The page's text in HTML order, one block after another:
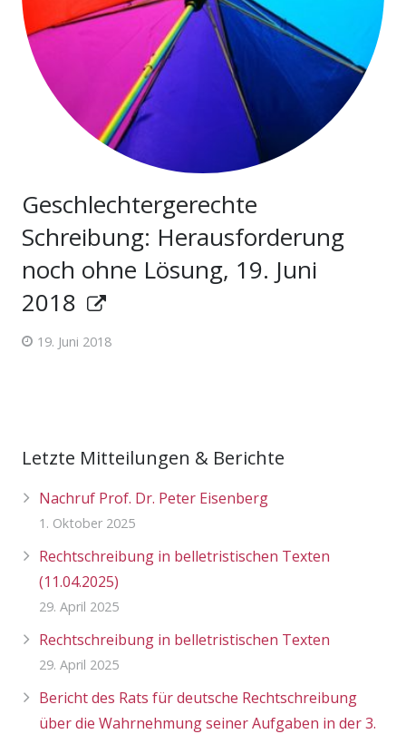
Geschlechtergerechte
Schreibung: Herausforderung
noch ohne Lösung, 19. Juni
2018
19. Juni 2018
Letzte Mitteilungen & Berichte
Nachruf Prof. Dr. Peter Eisenberg
1. Oktober 2025
Rechtschreibung in belletristischen Texten
(11.04.2025)
29. April 2025
Rechtschreibung in belletristischen Texten
29. April 2025
Bericht des Rats für deutsche Rechtschreibung
über die Wahrnehmung seiner Aufgaben in der 3.